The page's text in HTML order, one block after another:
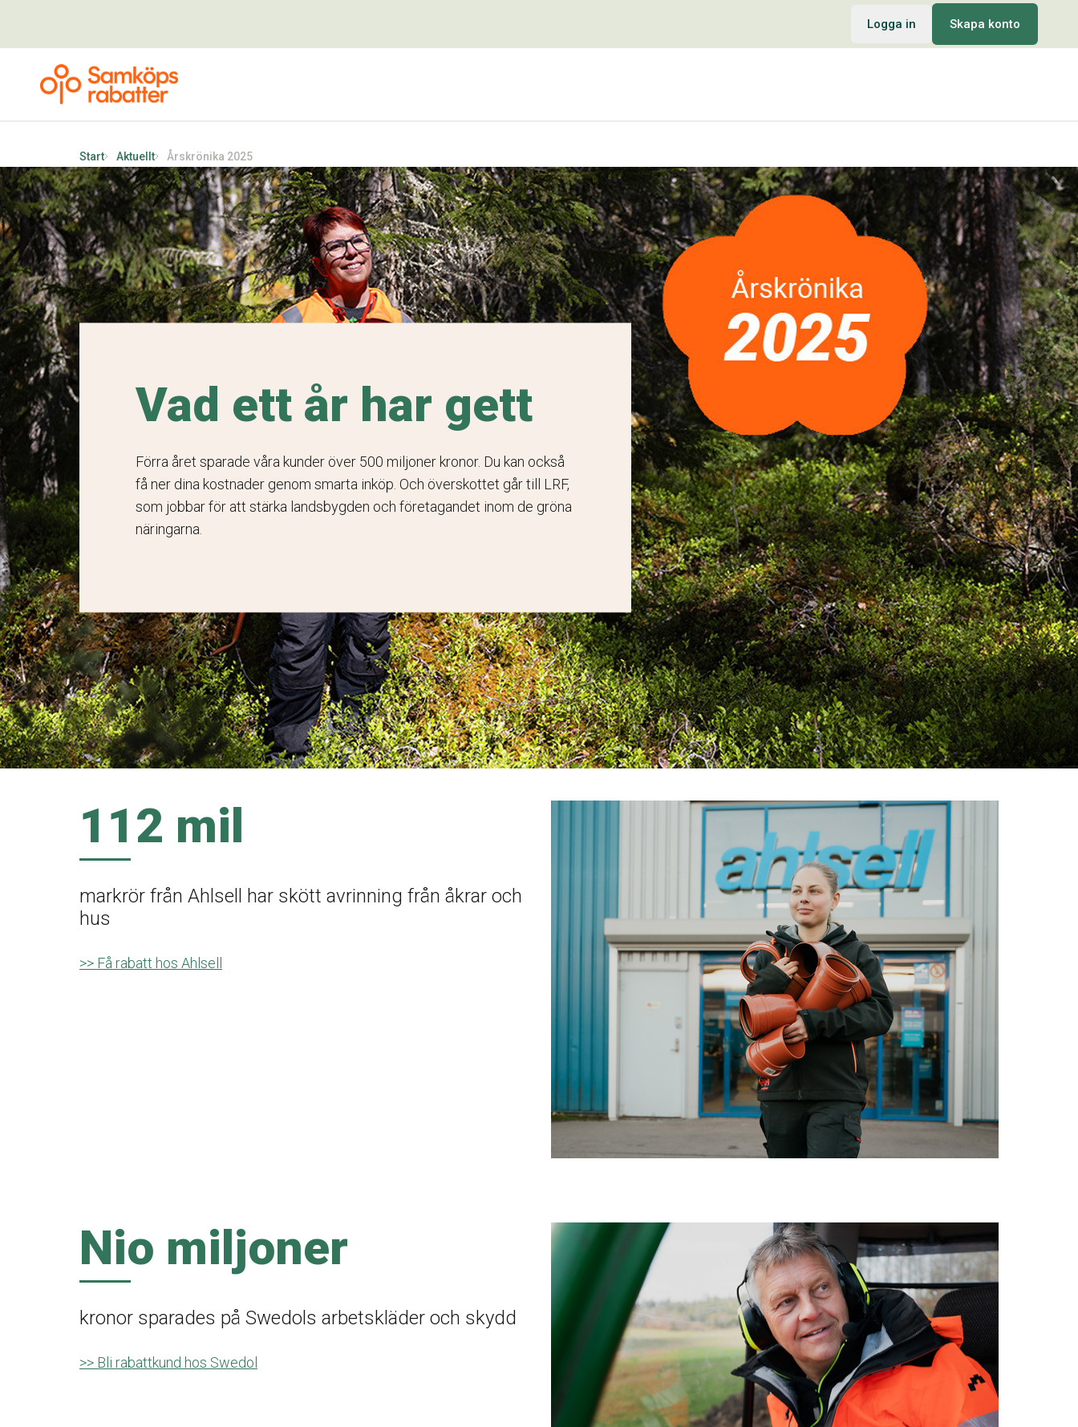
Logga in Skapa konto
Start Aktuellt Årskrönika 2025
Vad ett år har gett
Förra året sparade våra kunder över 500 miljoner kronor. Du kan också
få ner dina kostnader genom smarta inköp. Och överskottet går till LRF,
som jobbar för att stärka landsbygden och företagandet inom de gröna
näringarna.
112 mil
markrör från Ahlsell har skött avrinning från åkrar och
hus
>> Få rabatt hos Ahlsell
Nio miljoner
kronor sparades på Swedols arbetskläder och skydd
>> Bli rabattkund hos Swedol